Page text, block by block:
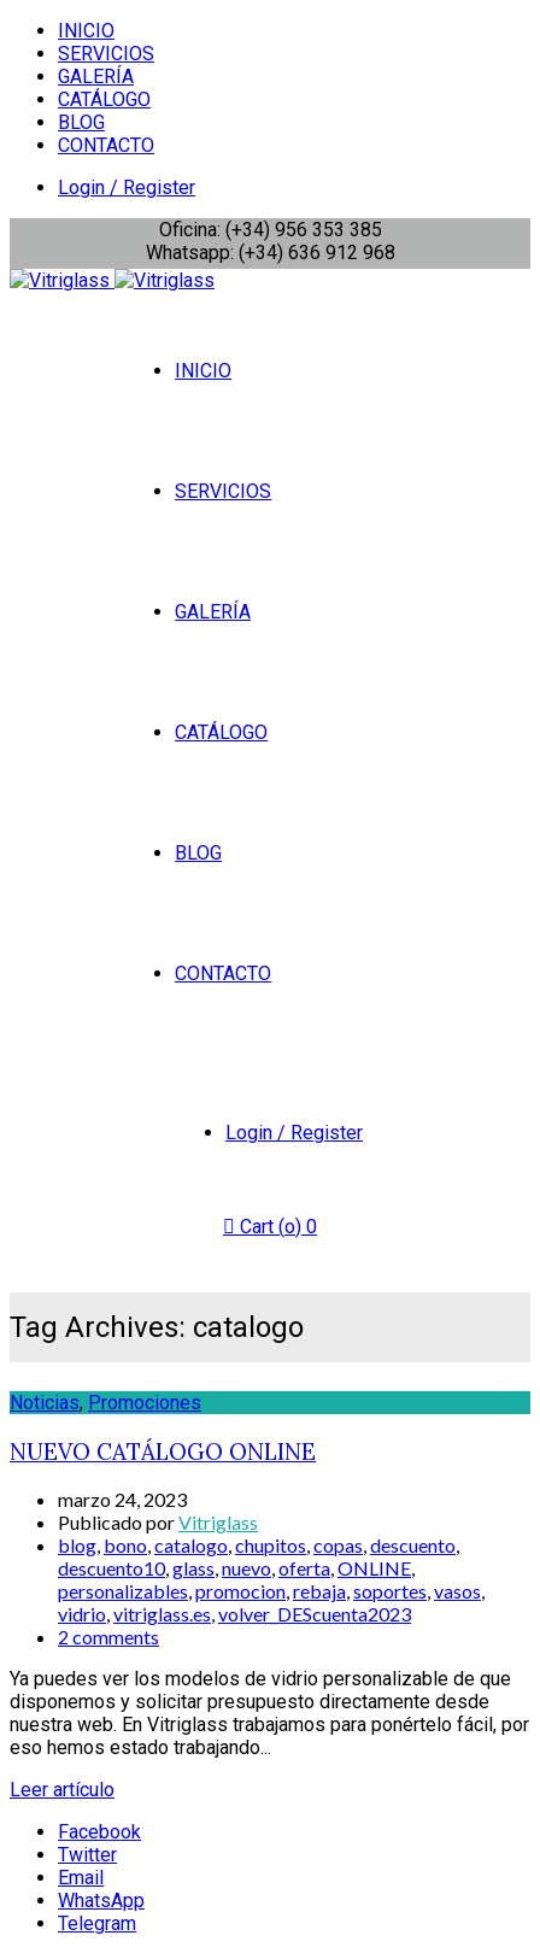
INICIO
SERVICIOS
GALERÍA
CATÁLOGO
BLOG
CONTACTO
Login / Register
Oficina: (+34) 956 353 385
Whatsapp: (+34) 636 912 968
INICIO
SERVICIOS
GALERÍA
CATÁLOGO
BLOG
CONTACTO
Login / Register
Cart (o) 0
Tag Archives: catalogo
Noticias, Promociones
NUEVO CATÁLOGO ONLINE
marzo 24, 2023
Publicado porVitriglass
blog, bono,catalogo,chupitos,copas,descuento,
descuento10,glass,nuevo,oferta,ONLINE,
personalizables,promocion,rebaja,soportes,vasos,
vidrio,vitriglass.es,volver_DEScuenta2023
2 comments
Ya puedes ver los modelos de vidrio personalizable de que
disponemos y solicitar presupuesto directamente desde
nuestra web. En Vitriglass trabajamos para ponértelo fácil, por
eso hemos estado trabajando...
Leer artículo
Facebook
Twitter
Email
WhatsApp
Telegram